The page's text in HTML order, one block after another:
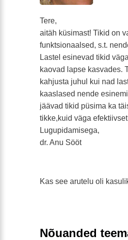
Tere,
aitäh küsimast! Tikid on
funktsionaalsed, s.t.
Lastel esinevad tikid
kaovad lapse kasvades.
kahjusta juhul kui nad
kaaslased nende
jäävad tikid püsima ka
tikke,kuid väga
Lugupidamisega,
dr. Anu Sööt
Kas see arutelu oli
Nõuanded